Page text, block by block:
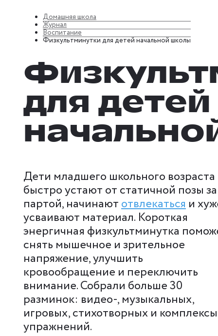
Домашняя школа
Журнал
Воспитание
Физкультминутки для детей начальной школы
для детей
Дети младшего школьного возраста
быстро устают от статичной позы за
партой, начинаютотвлекаться и
усваивают материал. Короткая
энергичная физкультминутка
снять мышечное и зрительное
напряжение, улучшить
кровообращение и переключить
внимание. Собрали больше 30
разминок: видео-, музыкальных,
игровых, стихотворных и комплексы
упражнений.